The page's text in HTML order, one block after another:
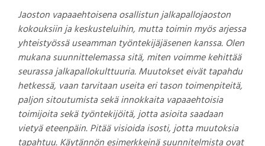
Jaoston vapaaehtoisena osallistun jalkapallojaoston
kokouksiin ja keskusteluihin, mutta toimin myös arjessa
yhteistyössä useamman työntekijäjäsenen kanssa. Olen
mukana suunnittelemassa sitä, miten voimme kehittää
seurassa jalkapallokulttuuria. Muutokset eivät tapahdu
hetkessä, vaan tarvitaan useita eri tason toimenpiteitä,
paljon sitoutumista sekä innokkaita vapaaehtoisia
toimijoita sekä työntekijöitä, jotta asioita saadaan
vietyä eteenpäin. Pitää visioida isosti, jotta muutoksia
tapahtuu. Käytännön esimerkkeinä suunnitelmista ovat